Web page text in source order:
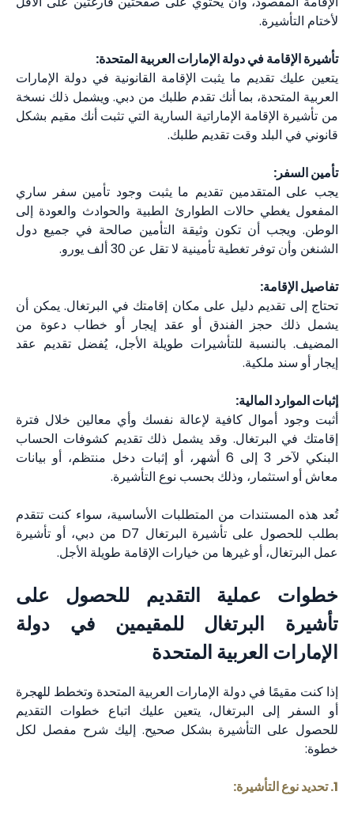
لأختام التأشيرة.
تأشيرة الإقامة في دولة الإمارات العربية المتحدة:
يتعين عليك تقديم ما يثبت الإقامة القانونية في دولة الإمارات
العربية المتحدة، بما أنك تقدم طلبك من دبي. ويشمل ذلك نسخة
من تأشيرة الإقامة الإماراتية السارية التي تثبت أنك مقيم بشكل
قانوني في البلد وقت تقديم طلبك.
تأمين السفر:
يجب على المتقدمين تقديم ما يثبت وجود تأمين سفر ساري
المفعول يغطي حالات الطوارئ الطبية والحوادث والعودة إلى
الوطن. ويجب أن تكون وثيقة التأمين صالحة في جميع دول
الشنغن وأن توفر تغطية تأمينية لا تقل عن 30 ألف يورو.
تفاصيل الإقامة:
تحتاج إلى تقديم دليل على مكان إقامتك في البرتغال. يمكن أن
يشمل ذلك حجز الفندق أو عقد إيجار أو خطاب دعوة من
المضيف. بالنسبة للتأشيرات طويلة الأجل، يُفضل تقديم عقد
إيجار أو سند ملكية.
إثبات الموارد المالية:
أثبت وجود أموال كافية لإعالة نفسك وأي معالين خلال فترة
إقامتك في البرتغال. وقد يشمل ذلك تقديم كشوفات الحساب
البنكي لآخر 3 إلى 6 أشهر، أو إثبات دخل منتظم، أو بيانات
معاش أو استثمار، وذلك بحسب نوع التأشيرة.
تُعد هذه المستندات من المتطلبات الأساسية، سواء كنت تتقدم
بطلب للحصول على تأشيرة البرتغال D7 من دبي، أو تأشيرة
عمل البرتغال، أو غيرها من خيارات الإقامة طويلة الأجل.
خطوات عملية التقديم للحصول على
تأشيرة البرتغال للمقيمين في دولة
الإمارات العربية المتحدة
إذا كنت مقيمًا في دولة الإمارات العربية المتحدة وتخطط للهجرة
أو السفر إلى البرتغال، يتعين عليك اتباع خطوات التقديم
للحصول على التأشيرة بشكل صحيح. إليك شرح مفصل لكل
خطوة:
1. تحديد نوع التأشيرة: